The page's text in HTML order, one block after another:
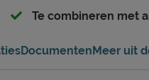
Te combineren met
DocumentenMeer uit